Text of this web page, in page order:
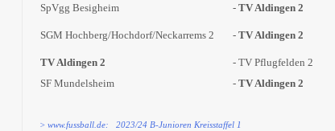
SpVgg Besigheim
- TV Aldingen 2
SGM Hochberg/Hochdorf/Neckarrems 2 - TV Aldingen 2
TV Aldingen 2 - TV Pflugfelden 2
SF Mundelsheim
- TV Aldingen 2
> www.fussball.de: 2023/24 B-Junioren Kreisstaffel 1